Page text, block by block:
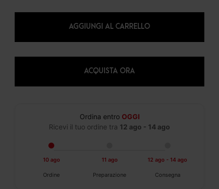
AGGIUNGI AL CARRELLO
ACQUISTA ORA
Ordina entro OGGI
Ricevi il tuo ordine tra 12 ago - 14 ago
10 ago
Ordine
11 ago
Preparazione
12 ago - 14 ago
Consegna